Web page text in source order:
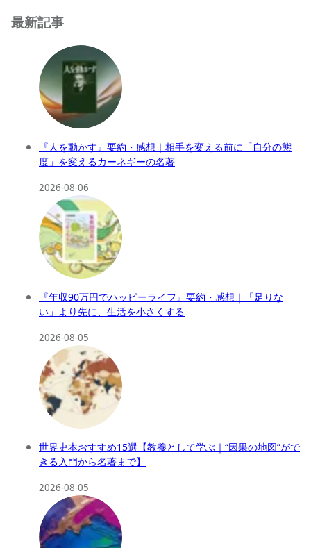
最新記事
『人を動かす』要約・感想｜相手を変える前に「自分の態
度」を変えるカーネギーの名著
2026-08-06
『年収90万円でハッピーライフ』要約・感想｜「足りな
い」より先に、生活を小さくする
2026-08-05
世界史本おすすめ15選【教養として学ぶ｜“因果の地図”がで
きる入門から名著まで】
2026-08-05